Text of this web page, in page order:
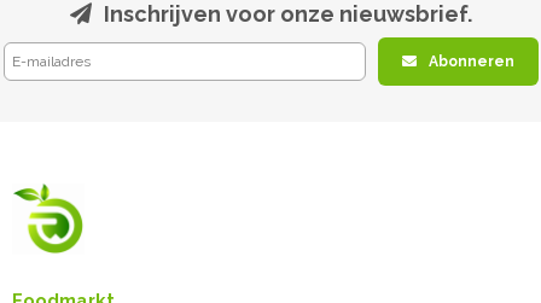
Inschrijven voor onze nieuwsbrief.
Abonneren